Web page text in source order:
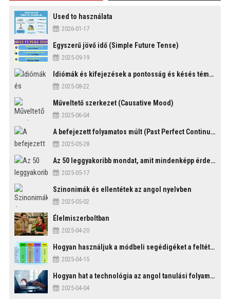
Used to használata
2026-01-17
Egyszerű jövő idő (Simple Future Tense)
2025-09-19
Idiómák és kifejezések a pontosság és késés témakörében
2025-08-22
Műveltető szerkezet (Causative Mood)
2025-06-04
A befejezett folyamatos múlt (Past Perfect Continuous Tense)
2025-05-28
Az 50 leggyakoribb mondat, amit mindenképp érdemes tudni
2025-05-17
Szinonimák és ellentétek az angol nyelvben
2025-05-02
Élelmiszerboltban
2025-04-20
Hogyan használjuk a módbeli segédigéket a feltételes mondatszerkezetekben?
2025-04-15
Hogyan hat a technológia az angol tanulási folyamatokra?
2025-04-04